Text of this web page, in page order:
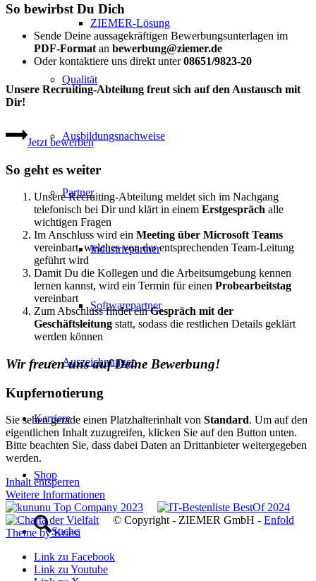
ZIEMER-Lösung
Qualität
Ausbildungsnachweise
Partner
Industriepartner
Softwarepartner
Auszeichnungen
Karriere
Shop
Suche
So bewirbst Du Dich
Sende Deine aussagekräftigen Bewerbungsunterlagen im
PDF-Format an bewerbung@ziemer.de
Oder kontaktiere uns direkt unter08651/9823-20
Unsere Recruiting-Abteilung freut sich auf den Austausch mit
Dir!
Jetzt bewerben
So geht es weiter
Unsere Recruiting-Abteilung meldet sich im Nachgang
telefonisch bei Dir und klärt in einem Erstgespräch alle
wichtigen Fragen
Im Anschluss wird ein Meeting über Microsoft Teams
vereinbart, welches von der entsprechenden Team-Leitung
geführt wird
Damit Du die Kollegen und die Arbeitsumgebung kennen
lernen kannst, wird ein Termin für einen Probearbeitstag
vereinbart
Zum Abschluss findet einGespräch mit der
Geschäftsleitung statt, sodass die restlichen Details geklärt
werden können
Wir freuen uns auf Deine Bewerbung!
Kupfernotierung
Sie sehen gerade einen Platzhalterinhalt von Standard. Um auf den
eigentlichen Inhalt zuzugreifen, klicken Sie auf den Button unten.
Bitte beachten Sie, dass dabei Daten an Drittanbieter weitergegeben
werden.
Inhalt entsperren
Weitere Informationen
© Copyright - ZIEMER GmbH - Enfold
Theme by Kriesi
Link zu Facebook
Link zu Youtube